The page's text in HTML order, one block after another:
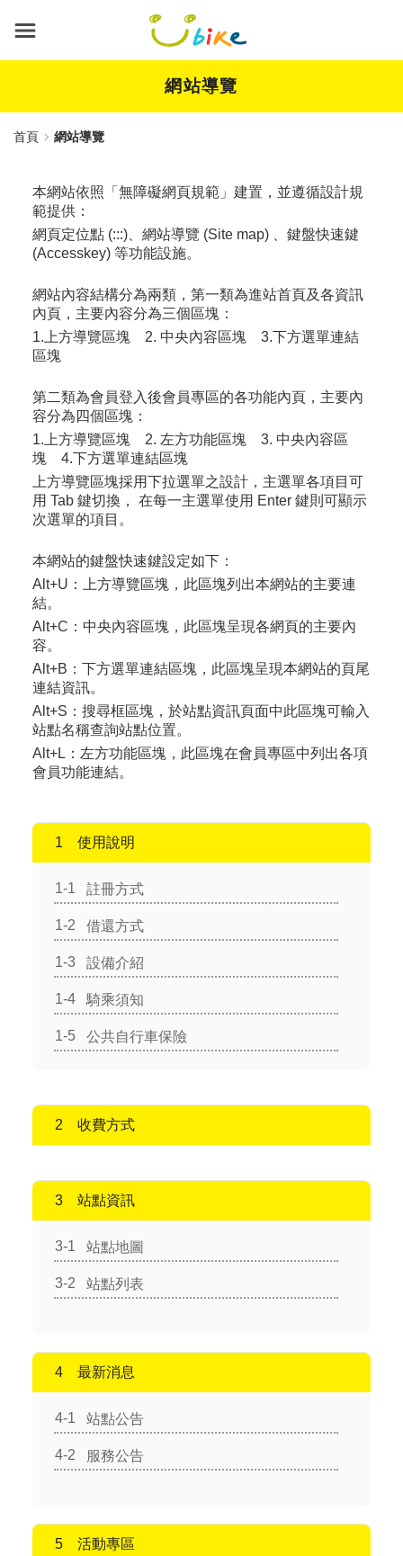
要
網站導覽
首頁 網站導覽
本網站依照「無障礙網頁規範」建置，並遵循設計規
範提供：
網頁定位點 (:::)、網站導覽 (Site map) 、鍵盤快速鍵
(Accesskey) 等功能設施。
網站內容結構分為兩類，第一類為進站首頁及各資訊
內頁，主要內容分為三個區塊：
1.上方導覽區塊 2. 中央內容區塊 3.下方選單連結
區塊
第二類為會員登入後會員專區的各功能內頁，主要內
容分為四個區塊：
1.上方導覽區塊 2. 左方功能區塊 3. 中央內容區
塊 4.下方選單連結區塊
上方導覽區塊採用下拉選單之設計，主選單各項目可
用 Tab 鍵切換， 在每一主選單使用 Enter 鍵則可顯示
次選單的項目。
本網站的鍵盤快速鍵設定如下：
Alt+U：
上方導覽區塊，此區塊列出本網站的主要連
結。
Alt+C： 中央內容區塊，此區塊呈現各網頁的主要內
容。
Alt+B： 下方選單連結區塊，此區塊呈現本網站的頁尾
連結資訊。
Alt+S： 搜尋框區塊，於站點資訊頁面中此區塊可輸入
站點名稱查詢站點位置。
Alt+L： 左方功能區塊，此區塊在會員專區中列出各項
會員功能連結。
使用說明
註冊方式
借還方式
設備介紹
騎乘須知
公共自行車保險
收費方式
站點資訊
站點地圖
站點列表
最新消息
站點公告
服務公告
活動專區